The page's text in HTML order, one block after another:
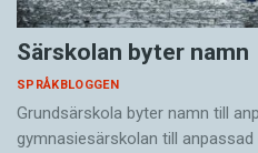
Särskolan byter namn
SPRÅKBLOGGEN
Grundsärskola byter namn till
gymnasiesärskolan till